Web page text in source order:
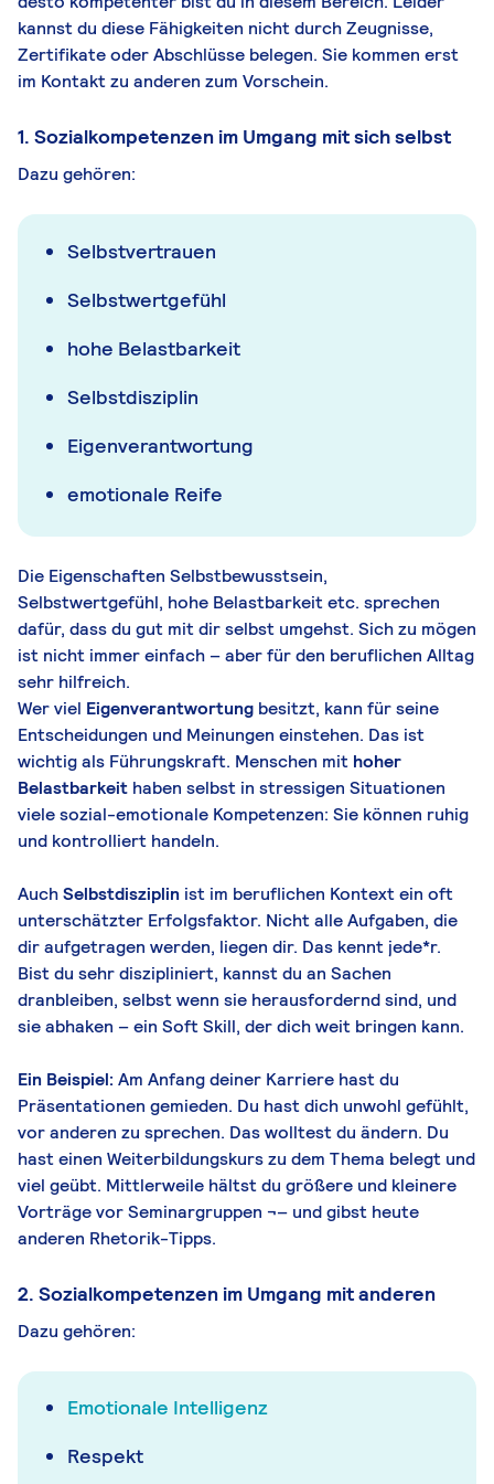
kannst du diese Fähigkeiten nicht durch Zeugnisse,
Zertifikate oder Abschlüsse belegen. Sie kommen erst
im Kontakt zu anderen zum Vorschein.
1. Sozialkompetenzen im Umgang mit sich selbst
Dazu gehören:
Selbstvertrauen
Selbstwertgefühl
hohe Belastbarkeit
Selbstdisziplin
Eigenverantwortung
emotionale Reife
Die Eigenschaften Selbstbewusstsein,
Selbstwertgefühl, hohe Belastbarkeit etc. sprechen
dafür, dass du gut mit dir selbst umgehst. Sich zu mögen
ist nicht immer einfach – aber für den beruflichen Alltag
sehr hilfreich.
Wer viel Eigenverantwortung besitzt, kann für seine
Entscheidungen und Meinungen einstehen. Das ist
wichtig als Führungskraft. Menschen mit hoher
Belastbarkeit haben selbst in stressigen Situationen
viele sozial-emotionale Kompetenzen: Sie können ruhig
und kontrolliert handeln.
AuchSelbstdisziplin ist im beruflichen Kontext ein oft
unterschätzter Erfolgsfaktor. Nicht alle Aufgaben, die
dir aufgetragen werden, liegen dir. Das kennt jede*r.
Bist du sehr diszipliniert, kannst du an Sachen
dranbleiben, selbst wenn sie herausfordernd sind, und
sie abhaken – ein Soft Skill, der dich weit bringen kann.
Ein Beispiel: Am Anfang deiner Karriere hast du
Präsentationen gemieden. Du hast dich unwohl gefühlt,
vor anderen zu sprechen. Das wolltest du ändern. Du
hast einen Weiterbildungskurs zu dem Thema belegt und
viel geübt. Mittlerweile hältst du größere und kleinere
Vorträge vor Seminargruppen ¬– und gibst heute
anderen Rhetorik-Tipps.
2. Sozialkompetenzen im Umgang mit anderen
Dazu gehören:
Emotionale Intelligenz
Respekt